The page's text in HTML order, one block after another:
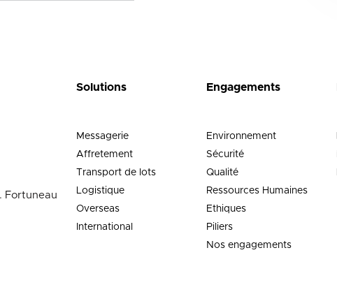
Fortuneau
Solutions
Messagerie
Affretement
Transport de lots
Logistique
Overseas
International
Engagements
Environnement
Sécurité
Qualité
Ressources Humaines
Ethiques
Piliers
Nos engagements